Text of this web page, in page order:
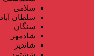
سلامی
سلطان آباد
سنگان
شادمهر
شاندیز
ششتمد